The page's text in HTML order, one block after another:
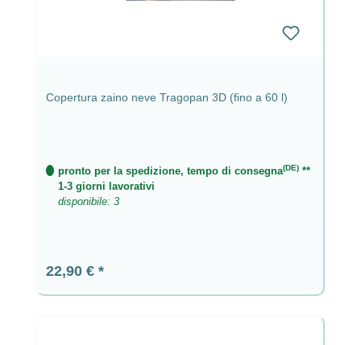
Copertura zaino neve Tragopan 3D (fino a 60 l)
pronto per la spedizione, tempo di consegna(DE) **
1-3 giorni lavorativi
disponibile: 3
Prezzo normale:
22,90 €